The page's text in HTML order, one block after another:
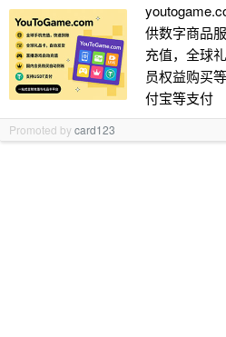
供数字商品
充值，全球
员权益购买
付宝等支付
Promoted bycard123